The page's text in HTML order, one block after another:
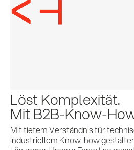
Löst Komplexität.
Mit B2B-Know-
Mit tiefem Verständnis für
industriellem Know-how